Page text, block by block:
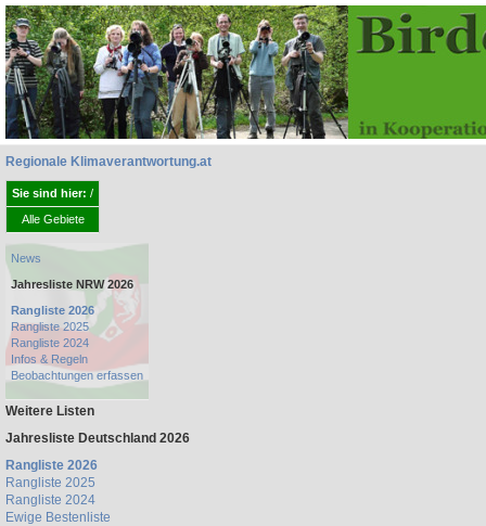
Regionale Klimaverantwortung.at
Sie sind hier: /
Alle Gebiete
News
Jahresliste NRW 2026
Rangliste 2026
Rangliste 2025
Rangliste 2024
Infos & Regeln
Beobachtungen erfassen
Weitere Listen
Jahresliste Deutschland 2026
Rangliste 2026
Rangliste 2025
Rangliste 2024
Ewige Bestenliste